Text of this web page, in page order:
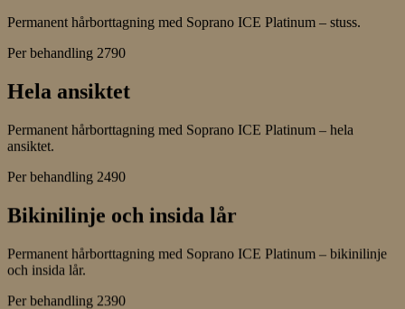
Permanent hårborttagning med Soprano ICE Platinum – stuss.
Per behandling 2790
Hela ansiktet
Permanent hårborttagning med Soprano ICE Platinum – hela
ansiktet.
Per behandling 2490
Bikinilinje och insida lår
Permanent hårborttagning med Soprano ICE Platinum – bikinilinje
och insida lår.
Per behandling 2390